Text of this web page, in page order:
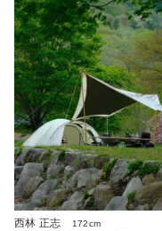
西林 正志
172cm